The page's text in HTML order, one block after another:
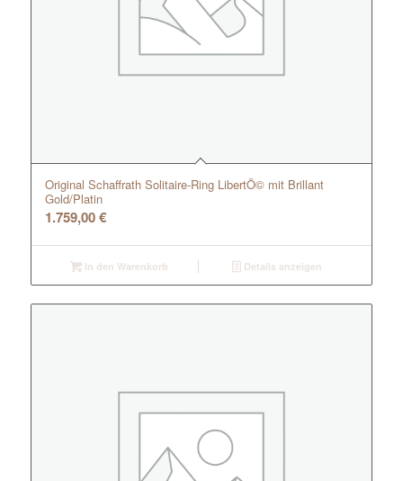
Original Schaffrath Solitaire-Ring LibertÖ© mit Brillant
Gold/Platin
1.759,00€
In den Warenkorb Details anzeigen